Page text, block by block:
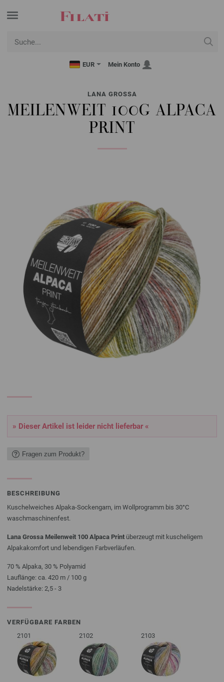
EUR Mein Konto
LANA GROSSA
MEILENWEIT 100G ALPACA
PRINT
» Dieser Artikel ist leider nicht lieferbar «
Fragen zum Produkt?
BESCHREIBUNG
Kuschelweiches Alpaka-Sockengarn, im Wollprogramm bis 30°C
waschmaschinenfest.
Lana Grossa Meilenweit 100 Alpaca Print überzeugt mit kuscheligem
Alpakakomfort und lebendigen Farbverläufen.
70 % Alpaka, 30 % Polyamid
Lauflänge: ca. 420 m / 100 g
Nadelstärke: 2,5 - 3
VERFÜGBARE FARBEN
2101
2102 2103